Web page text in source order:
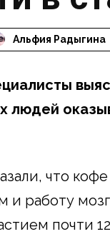
Альфия Радыгина
людей
что
и работу
почти